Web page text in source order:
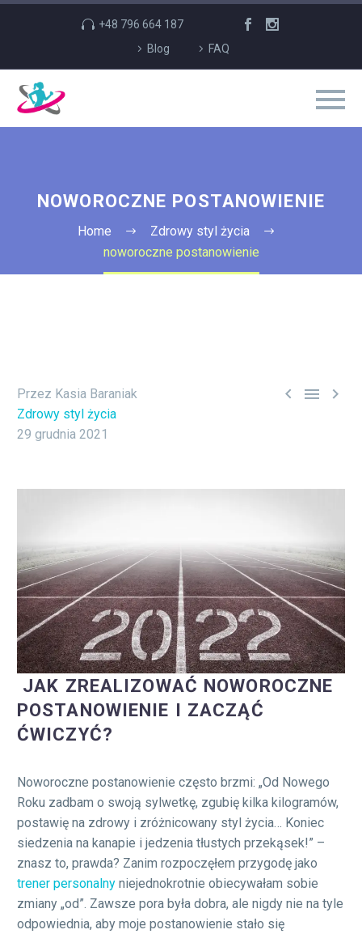
+48 796 664 187
Blog
FAQ
NOWOROCZNE POSTANOWIENIE
Home
Zdrowy styl życia
noworoczne postanowienie
  
Przez Kasia Baraniak
Zdrowy styl życia
29 grudnia 2021
JAK ZREALIZOWAĆ NOWOROCZNE
POSTANOWIENIE I ZACZĄĆ
ĆWICZYĆ?
Noworoczne postanowienie często brzmi: „Od Nowego
Roku zadbam o swoją sylwetkę, zgubię kilka kilogramów,
postawię na zdrowy i zróżnicowany styl życia… Koniec
siedzenia na kanapie i jedzenia tłustych przekąsek!” –
znasz to, prawda? Zanim rozpoczęłem przygodę jako
trener personalny niejednokrotnie obiecywałam sobie
zmiany „od”. Zawsze pora była dobra, ale nigdy nie na tyle
odpowiednia, aby moje postanowienie stało się